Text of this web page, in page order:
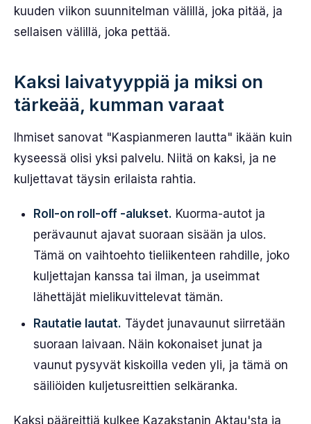
kuuden viikon suunnitelman välillä, joka pitää, ja
sellaisen välillä, joka pettää.
Kaksi laivatyyppiä ja miksi on
tärkeää, kumman varaat
Ihmiset sanovat "Kaspianmeren lautta" ikään kuin
kyseessä olisi yksi palvelu. Niitä on kaksi, ja ne
kuljettavat täysin erilaista rahtia.
Roll-on roll-off -alukset. Kuorma-autot ja
perävaunut ajavat suoraan sisään ja ulos.
Tämä on vaihtoehto tieliikenteen rahdille, joko
kuljettajan kanssa tai ilman, ja useimmat
lähettäjät mielikuvittelevat tämän.
Rautatie lautat. Täydet junavaunut siirretään
suoraan laivaan. Näin kokonaiset junat ja
vaunut pysyvät kiskoilla veden yli, ja tämä on
säiliöiden kuljetusreittien selkäranka.
Kaksi pääreittiä kulkee Kazakstanin Aktau'sta ja